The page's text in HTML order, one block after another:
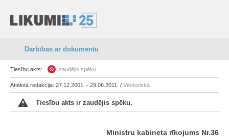
Darbības ar dokumentu
Tiesību akts: zaudējis spēku
Attēlotā redakcija: 27.12.2001. - 29.06.2011. / Vēsturiskā
Tiesību akts ir zaudējis spēku.
Ministru kabineta rīkojums Nr.36